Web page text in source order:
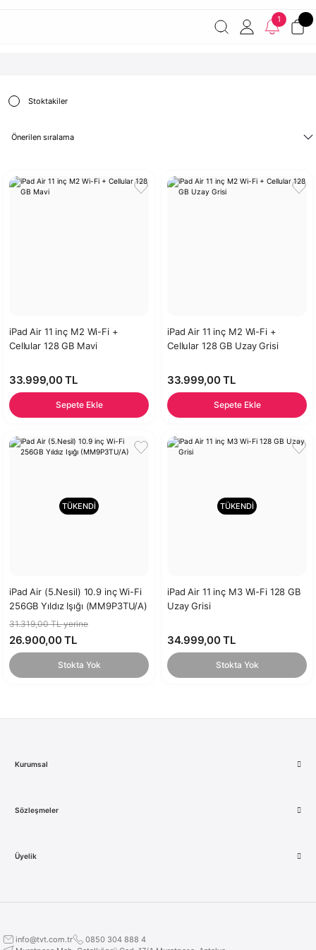
7000 TL ve üzeri
Şirketinize ait cihazları JAMF ile
1
Stoktakiler
iPad Air 11 inç M2 Wi-Fi +
Cellular 128 GB Mavi
33.999,00 TL
Sepete Ekle
iPad Air 11 inç M2 Wi-Fi +
Cellular 128 GB Uzay Grisi
33.999,00 TL
Sepete Ekle
TÜKENDİ
iPad Air (5.Nesil) 10.9 inç Wi-Fi
256GB Yıldız Işığı (MM9P3TU/A)
31.319,00 TL yerine
26.900,00 TL
Stokta Yok
TÜKENDİ
iPad Air 11 inç M3 Wi-Fi 128 GB
Uzay Grisi
34.999,00 TL
Stokta Yok
Kurumsal
Sözleşmeler
Üyelik
info@tvt.com.tr
0850 304 888 4